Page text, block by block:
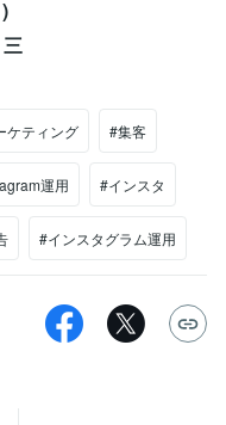
ケティング #集客
運用 #インスタ
#インスタグラム運用